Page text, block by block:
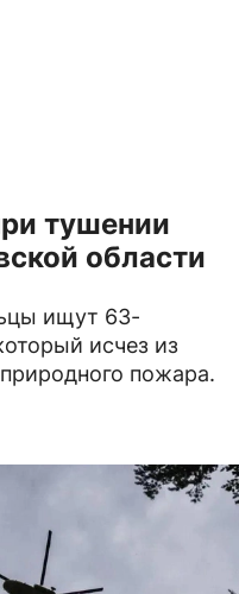
тушении
области
ищут 63-
исчез из
пожара.